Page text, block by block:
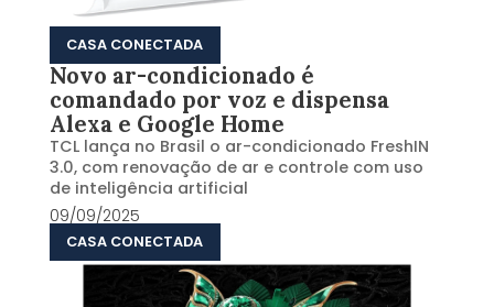
CASA CONECTADA
Novo ar-condicionado é
comandado por voz e dispensa
Alexa e Google Home
TCL lança no Brasil o ar-condicionado FreshIN
3.0, com renovação de ar e controle com uso
de inteligência artificial
09/09/2025
CASA CONECTADA